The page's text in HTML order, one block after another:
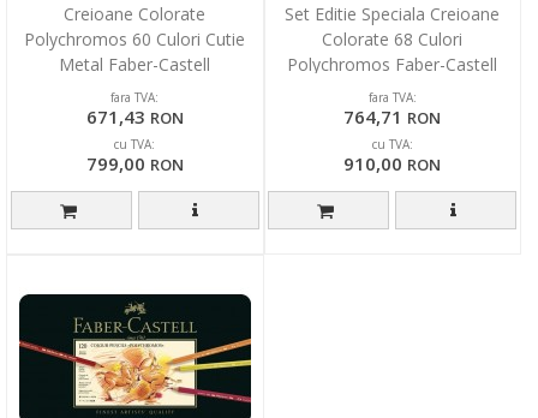
Creioane Colorate
Polychromos 60 Culori Cutie
Metal Faber-Castell
fara TVA:
671,43 RON
cu TVA:
799,00 RON
Set Editie Speciala Creioane
Colorate 68 Culori
Polychromos Faber-Castell
fara TVA:
764,71 RON
cu TVA:
910,00 RON